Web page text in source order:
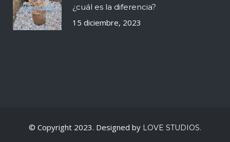
¿cuál es la diferencia?
15 diciembre, 2023
© Copyright 2023. Designed by LOVE STUDIOS.